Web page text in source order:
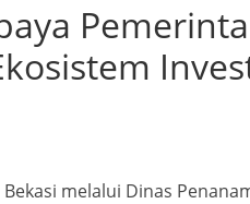
melalui Dinas